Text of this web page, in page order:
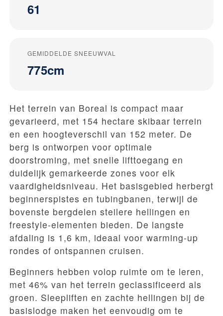
61
GEMIDDELDE SNEEUWVAL
775cm
Het terrein van Boreal is compact maar
gevarieerd, met 154 hectare skibaar terrein
en een hoogteverschil van 152 meter. De
berg is ontworpen voor optimale
doorstroming, met snelle lifttoegang en
duidelijk gemarkeerde zones voor elk
vaardigheidsniveau. Het basisgebied herbergt
beginnerspistes en tubingbanen, terwijl de
bovenste bergdelen steilere hellingen en
freestyle-elementen bieden. De langste
afdaling is 1,6 km, ideaal voor warming-up
rondes of ontspannen cruisen.
Beginners hebben volop ruimte om te leren,
met 46% van het terrein geclassificeerd als
groen. Sleepliften en zachte hellingen bij de
basislodge maken het eenvoudig om te